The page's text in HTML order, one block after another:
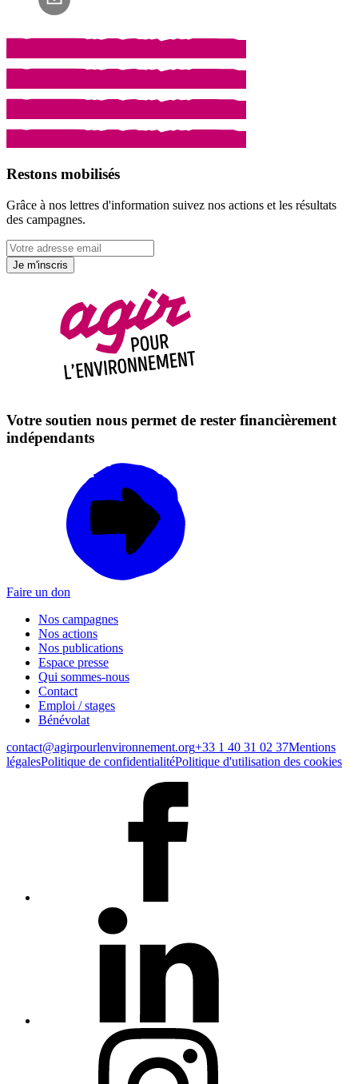
Restons mobilisés
Grâce à nos lettres d'information suivez nos actions et les résultats
des campagnes.
Je m'inscris
Votre soutien nous permet de rester financièrement
indépendants
Faire un don
Nos campagnes
Nos actions
Nos publications
Espace presse
Qui sommes-nous
Contact
Emploi / stages
Bénévolat
contact@agirpourlenvironnement.org+33 1 40 31 02 37Mentions
légalesPolitique de confidentialitéPolitique d'utilisation des cookies